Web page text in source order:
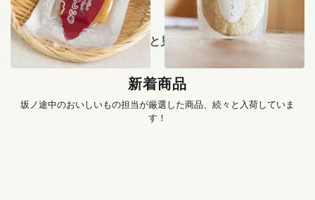
もっと見る
新着商品
坂ノ途中のおいしいもの担当が厳選した商品、続々と入荷していま
す！